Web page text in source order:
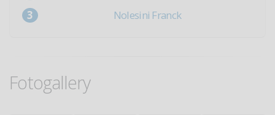
Nolesini Franck
Fotogallery